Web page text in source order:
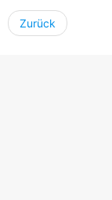
Zurück